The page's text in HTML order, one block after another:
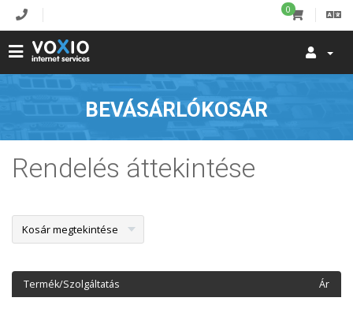
0
BEVÁSÁRLÓKOSÁR
Rendelés áttekintése
Termék/Szolgáltatás Ár